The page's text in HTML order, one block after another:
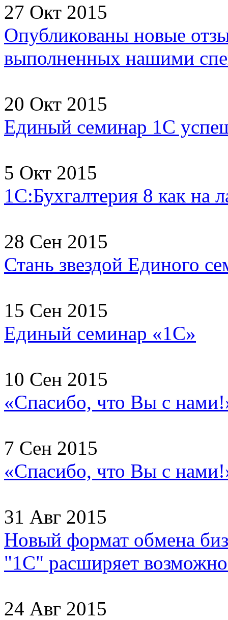
27 Окт 2015
Опубликованы новые
выполненных нашими
20 Окт 2015
Единый семинар 1С
5 Окт 2015
1С:Бухгалтерия 8 как на
28 Сен 2015
Стань звездой Единого
15 Сен 2015
Единый семинар «1С»
10 Сен 2015
«Спасибо, что Вы с
7 Сен 2015
«Спасибо, что Вы с
31 Авг 2015
Новый формат обмена
"1С" расширяет
24 Авг 2015